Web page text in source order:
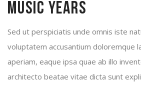
music years
Sed ut perspiciatis unde omnis iste
voluptatem accusantium doloremque
aperiam, eaque ipsa quae ab illo
architecto beatae vitae dicta sunt